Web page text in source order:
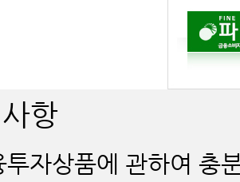
항
투자상품에 관하여 충